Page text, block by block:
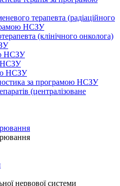
терапевта (радіаційного
НСЗУ
(клінічного онколога)
НСЗУ
НСЗУ
НСЗУ
за програмою НСЗУ
(централізоване
нервової системи